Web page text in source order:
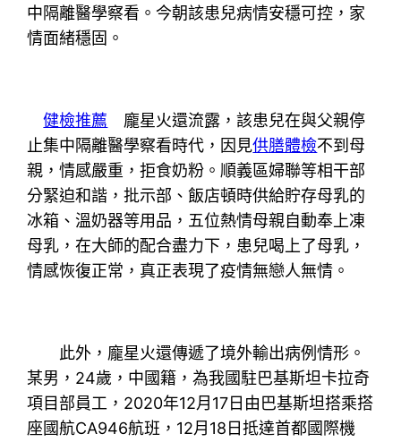
中隔離醫學察看。今朝該患兒病情安穩可控，家
情面緒穩固。
健檢推薦 龐星火還流露，該患兒在與父親停
止集中隔離醫學察看時代，因見供膳體檢不到母
親，情感嚴重，拒食奶粉。順義區婦聯等相干部
分緊迫和諧，批示部、飯店頓時供給貯存母乳的
冰箱、溫奶器等用品，五位熱情母親自動奉上凍
母乳，在大師的配合盡力下，患兒喝上了母乳，
情感恢復正常，真正表現了疫情無戀人無情。
此外，龐星火還傳遞了境外輸出病例情形。
某男，24歲，中國籍，為我國駐巴基斯坦卡拉奇
項目部員工，2020年12月17日由巴基斯坦搭乘搭
座國航CA946航班，12月18日抵達首都國際機